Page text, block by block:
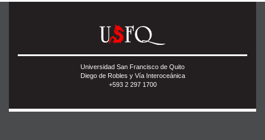
Universidad San Francisco de Quito
Diego de Robles y Vía Interoceánica
+593 2 297 1700